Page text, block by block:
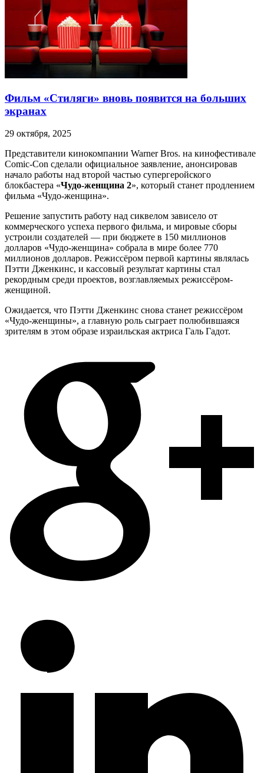
Фильм «Стиляги» вновь появится на больших
экранах
29 октября, 2025
Представители кинокомпании Warner Bros. на кинофестивале
Comic-Con сделали официальное заявление, анонсировав
начало работы над второй частью супергеройского
блокбастера «Чудо-женщина 2», который станет продлением
фильма «Чудо-женщина».
Решение запустить работу над сиквелом зависело от
коммерческого успеха первого фильма, и мировые сборы
устроили создателей — при бюджете в 150 миллионов
долларов «Чудо-женщина» собрала в мире более 770
миллионов долларов. Режиссёром первой картины являлась
Пэтти Дженкинс, и кассовый результат картины стал
рекордным среди проектов, возглавляемых режиссёром-
женщиной.
Ожидается, что Пэтти Дженкинс снова станет режиссёром
«Чудо-женщины», а главную роль сыграет полюбившаяся
зрителям в этом образе израильская актриса Галь Гадот.